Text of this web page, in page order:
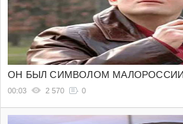
ОН БЫЛ СИМВОЛОМ МАЛОРОССИИ
00:03 2 570 0